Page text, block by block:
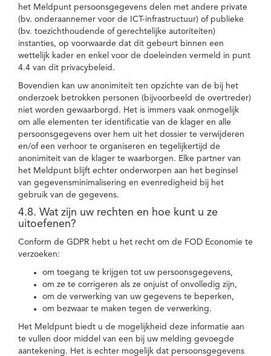
het Meldpunt persoonsgegevens delen met andere private
(bv. onderaannemer voor de ICT-infrastructuur) of publieke
(bv. toezichthoudende of gerechtelijke autoriteiten)
instanties, op voorwaarde dat dit gebeurt binnen een
wettelijk kader en enkel voor de doeleinden vermeld in punt
4.4 van dit privacybeleid.
Bovendien kan uw anonimiteit ten opzichte van de bij het
onderzoek betrokken personen (bijvoorbeeld de overtreder)
niet worden gewaarborgd. Het is immers vaak onmogelijk
om alle elementen ter identificatie van de klager en alle
persoonsgegevens over hem uit het dossier te verwijderen
en/of een verhoor te organiseren en tegelijkertijd de
anonimiteit van de klager te waarborgen. Elke partner van
het Meldpunt blijft echter onderworpen aan het beginsel
van gegevensminimalisering en evenredigheid bij het
gebruik van de gegevens.
4.8. Wat zijn uw rechten en hoe kunt u ze
uitoefenen?
Conform de GDPR hebt u het recht om de FOD Economie te
verzoeken:
om toegang te krijgen tot uw persoonsgegevens,
om ze te corrigeren als ze onjuist of onvolledig zijn,
om de verwerking van uw gegevens te beperken,
om bezwaar te maken tegen de verwerking.
Het Meldpunt biedt u de mogelijkheid deze informatie aan
te vullen door middel van een bij uw melding gevoegde
aantekening. Het is echter mogelijk dat persoonsgegevens